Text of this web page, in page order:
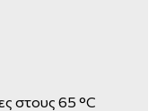
στους 65 °C